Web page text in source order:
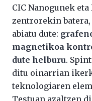
CIC Nanogunek
zentrorekin
abiatu dute:
magnetikoa
dute helburu.
ditu oinarrian
teknologiaren
Testuan azaltzen